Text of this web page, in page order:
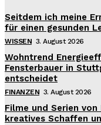
Seitdem ich meine
für einen gesunden
WISSEN 3. August 2026
Wohntrend
Fensterbauer in
entscheidet
FINANZEN 3. August 2026
Filme und Serien
kreatives Schaffen